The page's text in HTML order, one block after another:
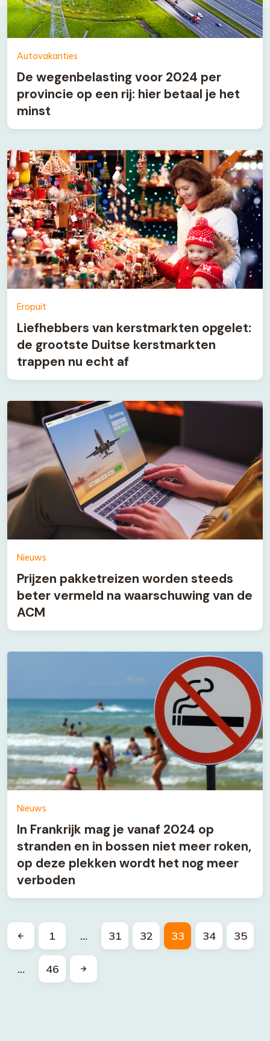
Autovakanties
De wegenbelasting voor 2024 per
provincie op een rij: hier betaal je het
minst
Eropuit
Liefhebbers van kerstmarkten opgelet:
de grootste Duitse kerstmarkten
trappen nu echt af
Nieuws
Prijzen pakketreizen worden steeds
beter vermeld na waarschuwing van de
ACM
Nieuws
In Frankrijk mag je vanaf 2024 op
stranden en in bossen niet meer roken,
op deze plekken wordt het nog meer
verboden
1 … 31 32 33 34 35
… 46